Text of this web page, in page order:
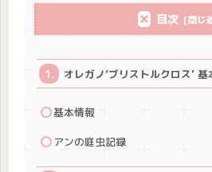
目次
オレガノ‘ブリストルクロス’ 基
基本情報
アンの庭虫記録